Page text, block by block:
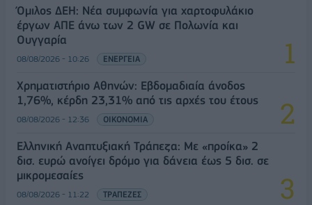
Όμιλος ΔΕΗ: Νέα συμφωνία για χαρτοφυλάκιο
έργων ΑΠΕ άνω των 2 GW σε Πολωνία και
Ουγγαρία
08/08/2026 - 10:26 ΕΝΕΡΓΕΙΑ
Χρηματιστήριο Αθηνών: Εβδομαδιαία άνοδος
1,76%, κέρδη 23,31% από τις αρχές του έτους
08/08/2026 - 12:36 ΟΙΚΟΝΟΜΙΑ
Ελληνική Αναπτυξιακή Τράπεζα: Με «προίκα» 2
δισ. ευρώ ανοίγει δρόμο για δάνεια έως 5 δισ. σε
μικρομεσαίες
08/08/2026 - 11:22 ΤΡΑΠΕΖΕΣ